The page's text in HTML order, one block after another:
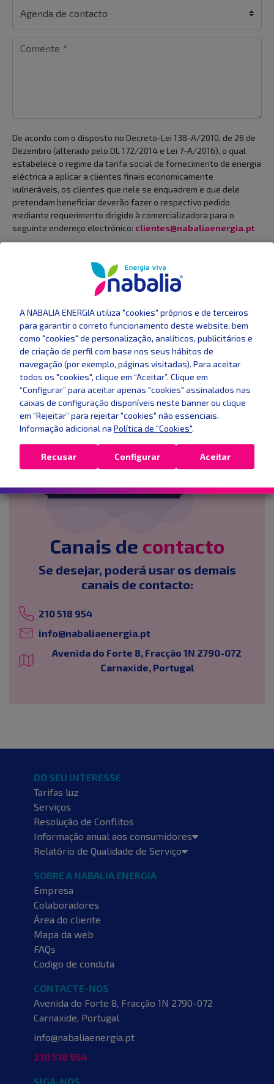
De acordo com o disposto no Decreto-Lei 138-A/2010, de 28 de
Dezembro (alterado pelo DL 172/2014 e Lei 7-A/2016), o qual
estabelece o regime da tarifa social de fornecimento de energia
eléctrica a aplicar a clientes finais economicamente
vulneráveis, os clientes que nele se enquadrem e que dele
pretendam beneficiar deverão fazer o respectivo pedido
mediante requerimento dirigido à comercializadora para o
seguinte endereço electrónico: clientes@nabaliaenergia.pt
Presto o meu consentimento para receber
comerciais.
ENVIAR MENSAGEM
Canais de contacto
Se desejar, poderá usar os demais
canais de contacto:
210 518 954
info@nabaliaenergia.pt
Avenida do Forte 8, Fracção 1N 2790-072
Carnaxide, Portugal
CONTACTE-NOS
Avenida do Forte 8, Fracção 1N 2790-072
Carnaxide, Portugal
info@nabaliaenergia.pt
210 518 954
DO SEU INTERESSE
Tarifas luz
Serviços
Resolução de Conflitos
Informação anual aos consumidores
Relatório de Qualidade de Serviço
SOBRE A NABALIA ENERGIA
Empresa
Colaboradores
Área do cliente
Mapa da web
FAQs
Codigo de conduta
SIGA-NOS
A NABALIA ENERGIA utiliza "cookies" próprios e de terceiros
para garantir o correto funcionamento deste website, bem
como "cookies" de personalização, analíticos, publicitários e
de criação de perfil com base nos seus hábitos de
navegação (por exemplo, páginas visitadas). Para aceitar
todos os "cookies", clique em “Aceitar”. Clique em
“Configurar” para aceitar apenas "cookies" assinalados nas
caixas de configuração disponíveis neste banner ou clique
em “Rejeitar” para rejeitar "cookies" não essenciais.
Informação adicional na Política de "Cookies".
Recusar Configurar Aceitar